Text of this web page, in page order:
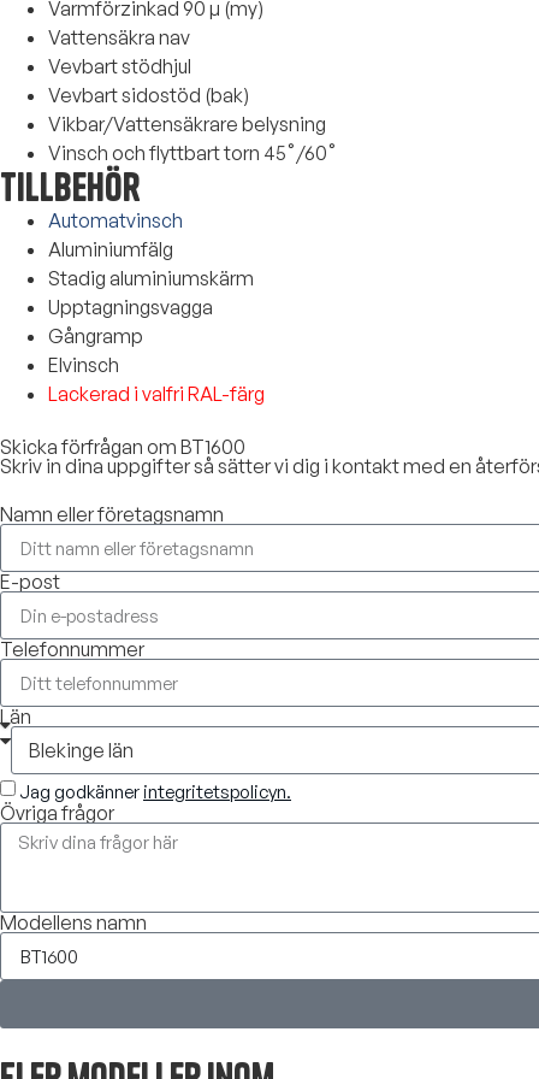
Varmförzinkad 90 µ (my)
Vattensäkra nav
Vevbart stödhjul
Vevbart sidostöd (bak)
Vikbar/Vattensäkrare belysning
Vinsch och flyttbart torn 45˚/60˚
Tillbehör
Automatvinsch
Aluminiumfälg
Stadig aluminiumskärm
Upptagningsvagga
Gångramp
Elvinsch
Lackerad i valfri RAL-färg
Skicka förfrågan om BT1600
Skriv in dina uppgifter så sätter vi dig i kontakt med en
Namn eller företagsnamn
E-post
Telefonnummer
Län
Jag godkänner integritetspolicyn.
Övriga frågor
Modellens namn